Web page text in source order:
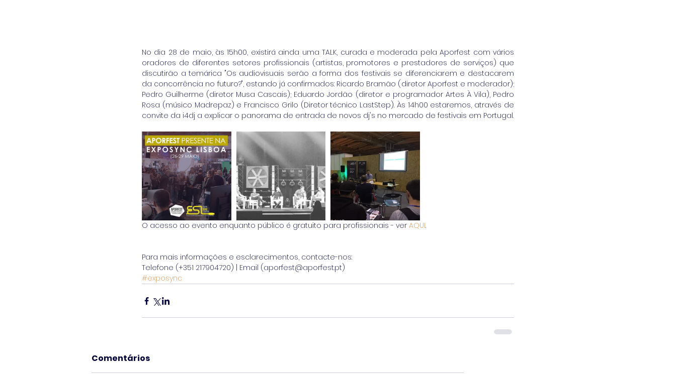
No dia 28 de maio, às 15h00, existirá ainda uma TALK, curada e moderada pela Aporfest com vários
oradores de diferentes setores profissionais (artistas, promotores e prestadores de serviços) que
discutirão a temárica "Os audiovisuais serão a forma dos festivais se diferenciarem e destacarem
da concorrência no futuro?", estando já confirmados: Ricardo Bramão (diretor Aporfest e moderador);
Pedro Guilherme (diretor Musa Cascais); Eduardo Jordão (diretor e programador Artes À Vila), Pedro
Rosa (músico Madrepaz) e Francisco Grilo (Diretor técnico LastStep). Às 14h00 estaremos, através de
convite da i4dj a explicar o panorama de entrada de novos dj's no mercado de festivais em Portugal.
O acesso ao evento enquanto público é gratuito para profissionais - ver AQUI.
Para mais informações e esclarecimentos, contacte-nos:
Telefone (+351 217904720) | Email (aporfest@aporfest.pt)
#exposync
Comentários